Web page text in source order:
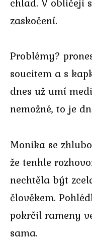
zaskočení.
Problémy?
soucitem a s
dnes už umí
nemožné, to je
Monika se
že tenhle
nechtěla být
člověkem.
pokrčil rameny
sama.